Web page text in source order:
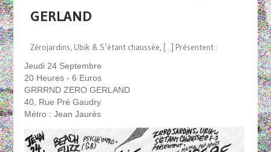
GERLAND
Zérojardins, Ubik & S’étant chaussée, [...] Présentent :
Jeudi 24 Septembre
20 Heures - 6 Euros
GRRRND ZERO GERLAND
40, Rue Pré Gaudry
Métro : Jean Jaurès